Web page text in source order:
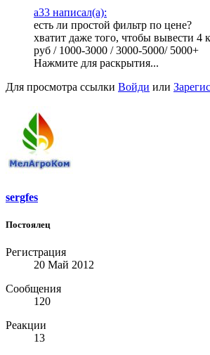
a33 написал(а):
есть ли простой фильтр по цене?
хватит даже того, чтобы вывести 4
руб / 1000-3000 / 3000-5000/ 5000+
Нажмите для раскрытия...
Для просмотра ссылки Войди или
sergfes
Постоялец
Регистрация
20 Май 2012
Сообщения
120
Реакции
13